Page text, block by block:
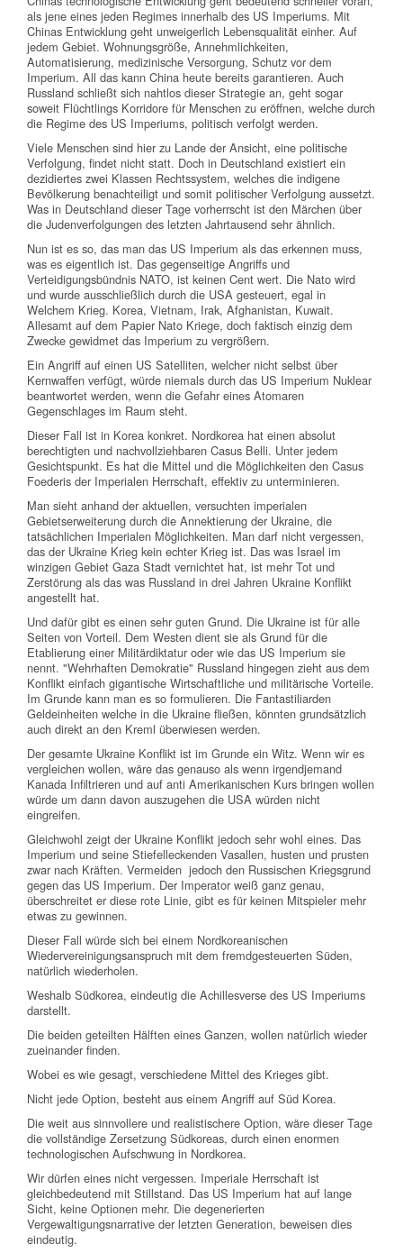
als jene eines jeden Regimes innerhalb des US Imperiums. Mit
Chinas Entwicklung geht unweigerlich Lebensqualität einher. Auf
jedem Gebiet. Wohnungsgröße, Annehmlichkeiten,
Automatisierung, medizinische Versorgung, Schutz vor dem
Imperium. All das kann China heute bereits garantieren. Auch
Russland schließt sich nahtlos dieser Strategie an, geht sogar
soweit Flüchtlings Korridore für Menschen zu eröffnen, welche durch
die Regime des US Imperiums, politisch verfolgt werden.
Viele Menschen sind hier zu Lande der Ansicht, eine politische
Verfolgung, findet nicht statt. Doch in Deutschland existiert ein
dezidiertes zwei Klassen Rechtssystem, welches die indigene
Bevölkerung benachteiligt und somit politischer Verfolgung aussetzt.
Was in Deutschland dieser Tage vorherrscht ist den Märchen über
die Judenverfolgungen des letzten Jahrtausend sehr ähnlich.
Nun ist es so, das man das US Imperium als das erkennen muss,
was es eigentlich ist. Das gegenseitige Angriffs und
Verteidigungsbündnis NATO, ist keinen Cent wert. Die Nato wird
und wurde ausschließlich durch die USA gesteuert, egal in
Welchem Krieg. Korea, Vietnam, Irak, Afghanistan, Kuwait.
Allesamt auf dem Papier Nato Kriege, doch faktisch einzig dem
Zwecke gewidmet das Imperium zu vergrößern.
Ein Angriff auf einen US Satelliten, welcher nicht selbst über
Kernwaffen verfügt, würde niemals durch das US Imperium Nuklear
beantwortet werden, wenn die Gefahr eines Atomaren
Gegenschlages im Raum steht.
Dieser Fall ist in Korea konkret. Nordkorea hat einen absolut
berechtigten und nachvollziehbaren Casus Belli. Unter jedem
Gesichtspunkt. Es hat die Mittel und die Möglichkeiten den Casus
Foederis der Imperialen Herrschaft, effektiv zu unterminieren.
Man sieht anhand der aktuellen, versuchten imperialen
Gebietserweiterung durch die Annektierung der Ukraine, die
tatsächlichen Imperialen Möglichkeiten. Man darf nicht vergessen,
das der Ukraine Krieg kein echter Krieg ist. Das was Israel im
winzigen Gebiet Gaza Stadt vernichtet hat, ist mehr Tot und
Zerstörung als das was Russland in drei Jahren Ukraine Konflikt
angestellt hat.
Und dafür gibt es einen sehr guten Grund. Die Ukraine ist für alle
Seiten von Vorteil. Dem Westen dient sie als Grund für die
Etablierung einer Militärdiktatur oder wie das US Imperium sie
nennt. "Wehrhaften Demokratie" Russland hingegen zieht aus dem
Konflikt einfach gigantische Wirtschaftliche und militärische Vorteile.
Im Grunde kann man es so formulieren. Die Fantastiliarden
Geldeinheiten welche in die Ukraine fließen, könnten grundsätzlich
auch direkt an den Kreml überwiesen werden.
Der gesamte Ukraine Konflikt ist im Grunde ein Witz. Wenn wir es
vergleichen wollen, wäre das genauso als wenn irgendjemand
Kanada Infiltrieren und auf anti Amerikanischen Kurs bringen wollen
würde um dann davon auszugehen die USA würden nicht
eingreifen.
Gleichwohl zeigt der Ukraine Konflikt jedoch sehr wohl eines. Das
Imperium und seine Stiefelleckenden Vasallen, husten und prusten
zwar nach Kräften. Vermeiden jedoch den Russischen Kriegsgrund
gegen das US Imperium. Der Imperator weiß ganz genau,
überschreitet er diese rote Linie, gibt es für keinen Mitspieler mehr
etwas zu gewinnen.
Dieser Fall würde sich bei einem Nordkoreanischen
Wiedervereinigungsanspruch mit dem fremdgesteuerten Süden,
natürlich wiederholen.
Weshalb Südkorea, eindeutig die Achillesverse des US Imperiums
darstellt.
Die beiden geteilten Hälften eines Ganzen, wollen natürlich wieder
zueinander finden.
Wobei es wie gesagt, verschiedene Mittel des Krieges gibt.
Nicht jede Option, besteht aus einem Angriff auf Süd Korea.
Die weit aus sinnvollere und realistischere Option, wäre dieser Tage
die vollständige Zersetzung Südkoreas, durch einen enormen
technologischen Aufschwung in Nordkorea.
Wir dürfen eines nicht vergessen. Imperiale Herrschaft ist
gleichbedeutend mit Stillstand. Das US Imperium hat auf lange
Sicht, keine Optionen mehr. Die degenerierten
Vergewaltigungsnarrative der letzten Generation, beweisen dies
eindeutig.